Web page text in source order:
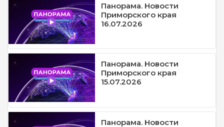
Панорама. Новости
Приморского края
16.07.2026
Панорама. Новости
Приморского края
15.07.2026
Панорама. Новости